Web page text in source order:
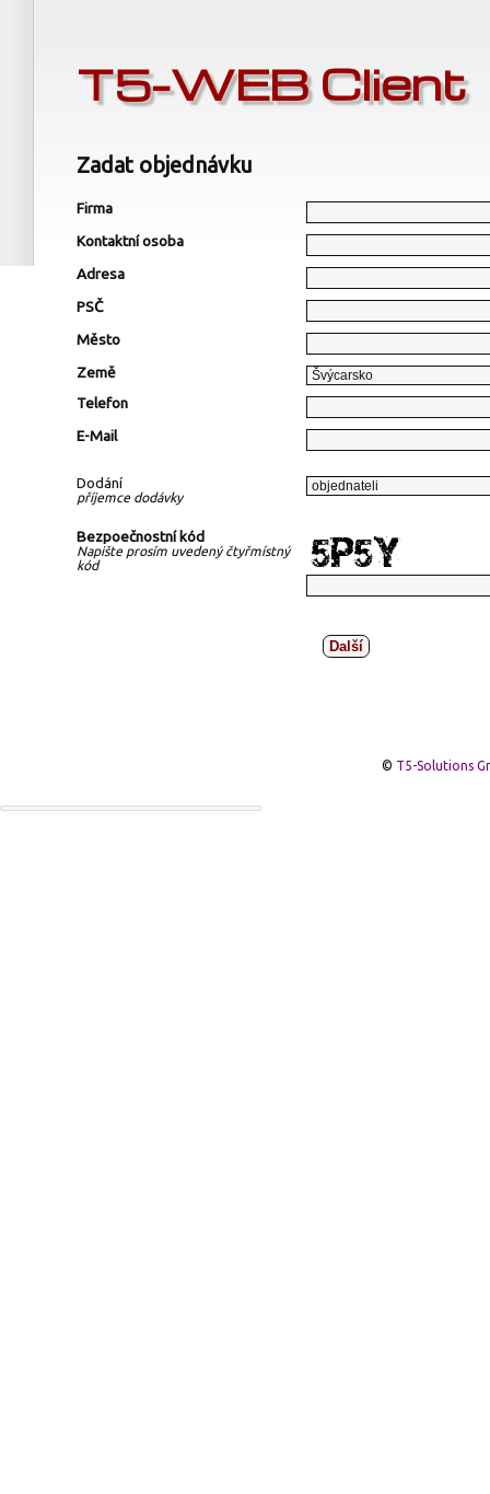
T5-WEB Client
Zadat objednávku
Firma
Kontaktní osoba
Adresa
PSČ
Město
Země
Telefon
E-Mail
Dodání
příjemce dodávky
Bezpoečnostní kód
Napište prosím uvedený čtyřmístný
kód
Další
© T5-Solutions